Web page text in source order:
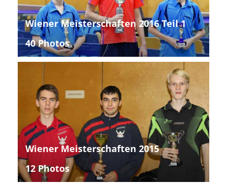
Wiener Meisterschaften 2016 Teil 1
40 Photos
Wiener Meisterschaften 2015
12 Photos